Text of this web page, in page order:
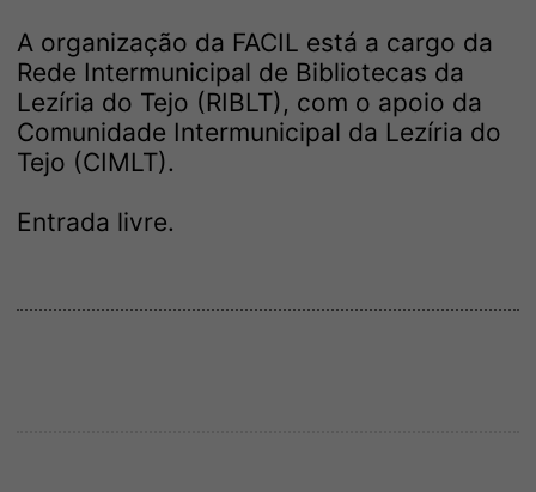
A organização da FACIL está a cargo da
Rede Intermunicipal de Bibliotecas da
Lezíria do Tejo (RIBLT), com o apoio da
Comunidade Intermunicipal da Lezíria do
Tejo (CIMLT).
Entrada livre.